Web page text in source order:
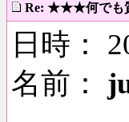
Re: ★★★何でも
日時：
名前：